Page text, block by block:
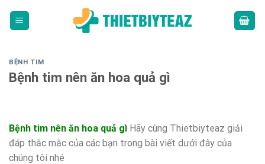
BỆNH TIM
Bệnh tim nên ăn hoa quả gì
Bệnh tim nên ăn hoa quả gì Hãy cùng Thietbiyteaz giải
đáp thắc mắc của các bạn trong bài viết dưới đây của
chúng tôi nhé